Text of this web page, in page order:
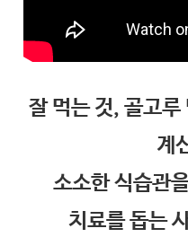
잘 먹는 것, 골고루
계
소소한 식습관
치료를 돕는